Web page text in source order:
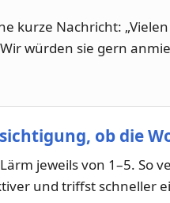
kurze Nachricht:
würden sie gern
ob die
jeweils von 1–5. So
und triffst schneller